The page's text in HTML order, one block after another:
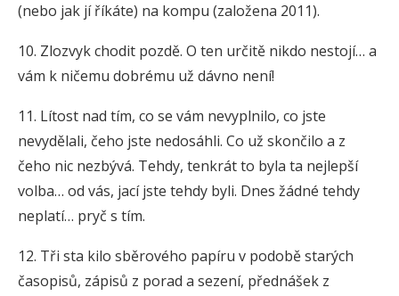
(nebo jak jí říkáte) na kompu (založena 2011).
10. Zlozvyk chodit pozdě. O ten určitě nikdo nestojí… a
vám k ničemu dobrému už dávno není!
11. Lítost nad tím, co se vám nevyplnilo, co jste
nevydělali, čeho jste nedosáhli. Co už skončilo a z
čeho nic nezbývá. Tehdy, tenkrát to byla ta nejlepší
volba… od vás, jací jste tehdy byli. Dnes žádné tehdy
neplatí… pryč s tím.
12. Tři sta kilo sběrového papíru v podobě starých
časopisů, zápisů z porad a sezení, přednášek z